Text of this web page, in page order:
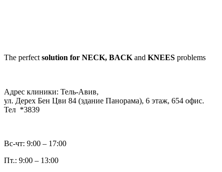
The perfect solution for NECK, BACK and KNEES problems
Адрес клиники: Тель-Авив,
ул. Дерех Бен Цви 84 (здание Панорама), 6 этаж, 654 офис.
Тел *3839
Вс-чт: 9:00 – 17:00
Пт.: 9:00 – 13:00